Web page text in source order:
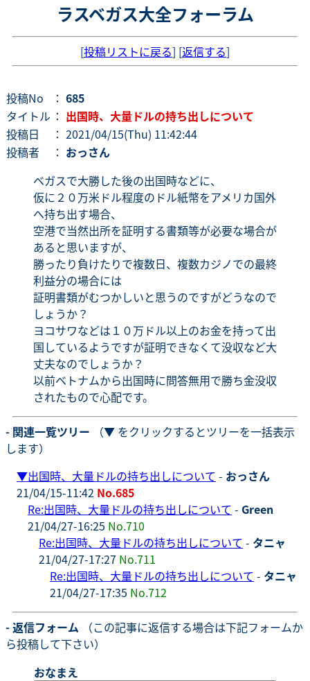
ラスベガス大全フォーラム
[投稿リストに戻る] [返信する]
投稿No ： 685
タイトル ： 出国時、大量ドルの持ち出しについて
投稿日
： 2021/04/15(Thu) 11:42:44
投稿者
： おっさん
ベガスで大勝した後の出国時などに、
仮に２０万米ドル程度のドル紙幣をアメリカ国外
へ持ち出す場合、
空港で当然出所を証明する書類等が必要な場合が
あると思いますが、
勝ったり負けたりで複数日、複数カジノでの最終
利益分の場合には
証明書類がむつかしいと思うのですがどうなので
しょうか？
ヨコサワなどは１０万ドル以上のお金を持って出
国しているようですが証明できなくて没収など大
丈夫なのでしょうか？
以前ベトナムから出国時に問答無用で勝ち金没収
されたもので心配です。
- 関連一覧ツリー （▼ をクリックするとツリーを一括表示
します）
▼出国時、大量ドルの持ち出しについて - おっさん
21/04/15-11:42 No.685
Re:出国時、大量ドルの持ち出しについて - Green
21/04/27-16:25 No.710
Re:出国時、大量ドルの持ち出しについて - タニャ
21/04/27-17:27 No.711
Re:出国時、大量ドルの持ち出しについて - タニャ
21/04/27-17:35 No.712
- 返信フォーム （この記事に返信する場合は下記フォームか
ら投稿して下さい）
おなまえ